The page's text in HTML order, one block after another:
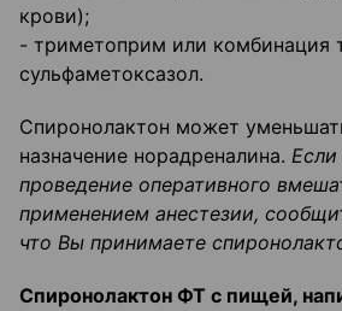
крови);
- триметоприм или комбинация
сульфаметоксазол.
Спиронолактон может
назначение норадреналина. Если
проведение оперативного
применением анестезии,
что Вы принимаете
Спиронолактон ФТ с пищей,